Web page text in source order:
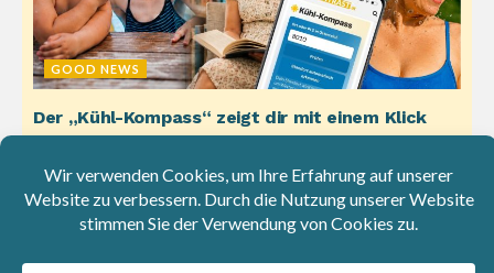
GOOD NEWS
Der „Kühl-Kompass“ zeigt dir mit einem Klick
Orte zum Abkühlen
3. August 2026
Wenn die Temperaturen steigen, sucht sich jeder Orte, um
die Hitze zu überstehen. Aber wohin soll man gehen, wenn